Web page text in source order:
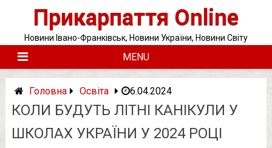
Прикарпаття Online
Новини Івано-Франківськ, Новини України, Новини Світу
MENU
Головна Освіта 6.04.2024
КОЛИ БУДУТЬ ЛІТНІ КАНІКУЛИ У
ШКОЛАХ УКРАЇНИ У 2024 РОЦІ